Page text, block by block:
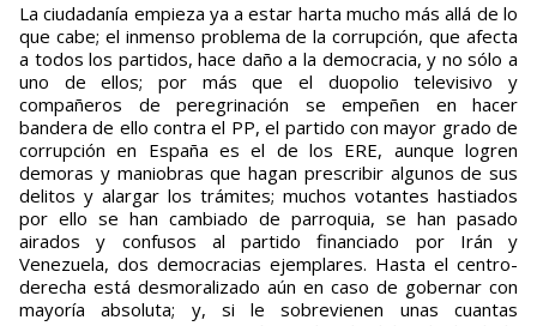
La ciudadanía empieza ya a estar harta mucho más allá de lo
que cabe; el inmenso problema de la corrupción, que afecta
a todos los partidos, hace daño a la democracia, y no sólo a
uno de ellos; por más que el duopolio televisivo y
compañeros de peregrinación se empeñen en hacer
bandera de ello contra el PP, el partido con mayor grado de
corrupción en España es el de los ERE, aunque logren
demoras y maniobras que hagan prescribir algunos de sus
delitos y alargar los trámites; muchos votantes hastiados
por ello se han cambiado de parroquia, se han pasado
airados y confusos al partido financiado por Irán y
Venezuela, dos democracias ejemplares. Hasta el centro-
derecha está desmoralizado aún en caso de gobernar con
mayoría absoluta; y, si le sobrevienen unas cuantas